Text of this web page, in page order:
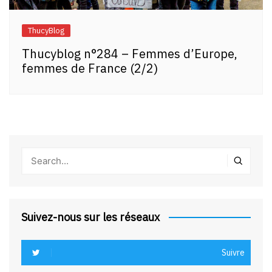
ThucyBlog
Thucyblog n°284 – Femmes d’Europe,
femmes de France (2/2)
Suivez-nous sur les réseaux
Suivre